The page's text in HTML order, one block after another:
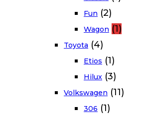
Fun (2)
Wagon (1)
Toyota (4)
Etios (1)
Hilux (3)
Volkswagen (11)
306 (1)